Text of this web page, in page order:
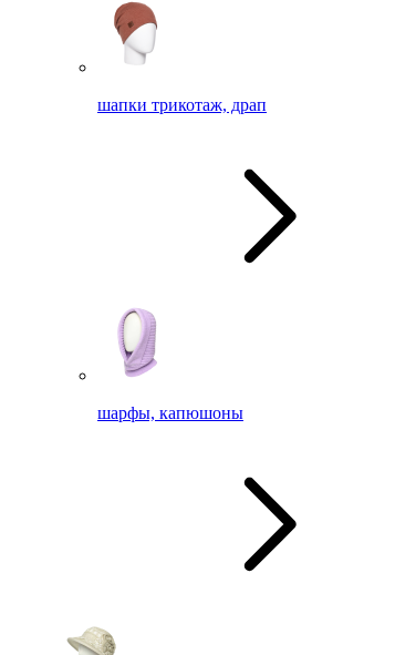
шапки трикотаж, драп
шарфы, капюшоны